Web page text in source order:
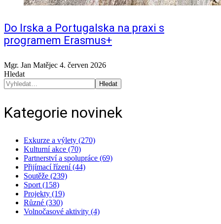
Do Irska a Portugalska na praxi s
programem Erasmus+
Mgr. Jan Matějec 4. červen 2026
Hledat
Hledat
Kategorie novinek
Exkurze a výlety (270)
Kulturní akce (70)
Partnerství a spolupráce (69)
Přijímací řízení (44)
Soutěže (239)
Sport (158)
Projekty (19)
Různé (330)
Volnočasové aktivity (4)